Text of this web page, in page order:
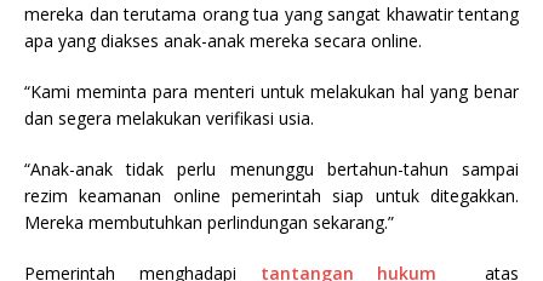
mereka dan terutama orang tua yang sangat khawatir tentang
apa yang diakses anak-anak mereka secara online.
“Kami meminta para menteri untuk melakukan hal yang benar
dan segera melakukan verifikasi usia.
“Anak-anak tidak perlu menunggu bertahun-tahun sampai
rezim keamanan online pemerintah siap untuk ditegakkan.
Mereka membutuhkan perlindungan sekarang.”
Pemerintah menghadapi tantangan hukum atas